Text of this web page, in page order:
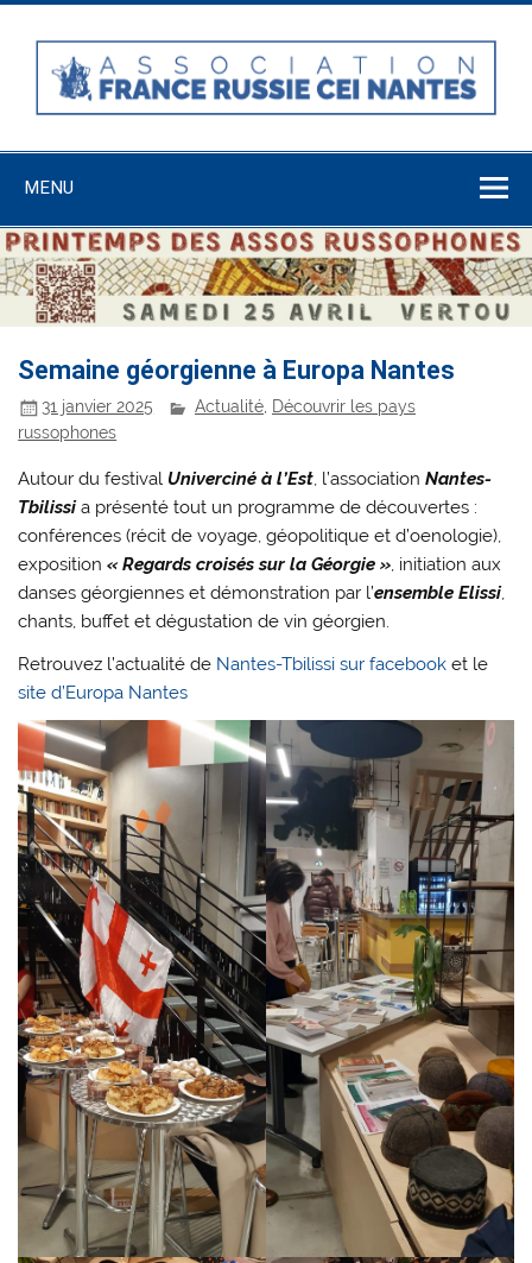
Skip
content
France-Russie-
CEI Nantes
MENU
Semaine géorgienne à Europa Nantes
31 janvier 2025 Actualité, Découvrir les pays
russophones
Autour du festival Univerciné à l’Est, l’associationNantes-
Tbilissia présenté tout un programme de découvertes :
conférences (récit de voyage, géopolitique et d’oenologie),
exposition« Regards croisés sur la Géorgie », initiation aux
danses géorgiennes et démonstration par l’ensemble Elissi,
chants, buffet et dégustation de vin géorgien.
Retrouvez l’actualité de Nantes-Tbilissi sur facebook et le
site d’Europa Nantes